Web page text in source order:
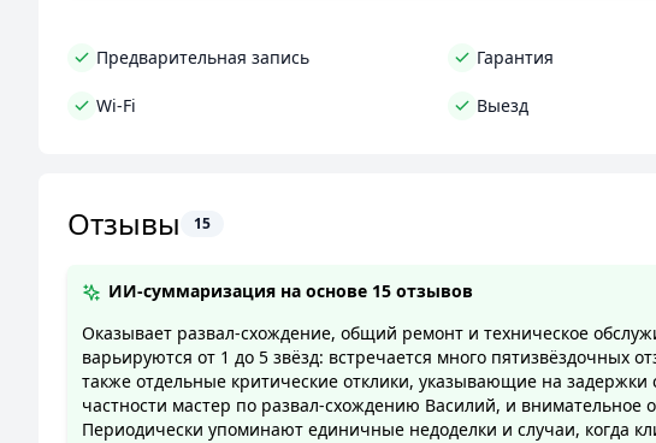
Предварительная запись Гарантия
Wi-Fi Выезд
Отзывы 15
ИИ-суммаризация на основе 15 отзывов
Оказывает развал-схождение, общий ремонт и техническое
варьируются от 1 до 5 звёзд: встречается много пятизвёздочных
также отдельные критические отклики, указывающие на
частности мастер по развал-схождению Василий, и
Периодически упоминают единичные недоделки и случаи, когда